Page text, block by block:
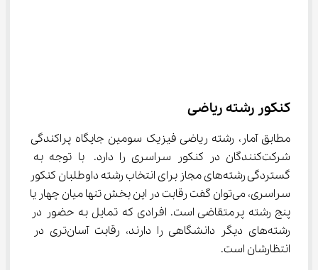
کنکور رشته ریاضی
مطابق آمار، رشته ریاضی فیزیک سومین جایگاه پراکندگی
شرکت‌کنندگان در کنکور سراسری را دارد. با توجه به
گستردگی رشته‌های مجاز برای انتخاب رشته داوطلبان کنکور
سراسری، می‌توان گفت رقابت در این بخش تنها میان چهار یا
پنج رشته پر‌متقاضی است. افرادی که تمایل به حضور در
رشته‌های دیگر دانشگاهی را دارند، رقابت آسان‌تری در
انتظارشان است.